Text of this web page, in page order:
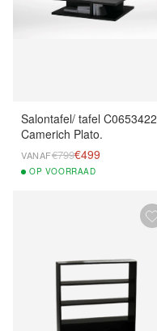
Salontafel/ tafel C0653422
Camerich Plato.
VANAF€799€499
OP VOORRAAD